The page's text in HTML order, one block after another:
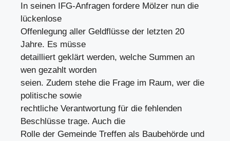
In seinen IFG-Anfragen fordere Mölzer nun die
lückenlose
Offenlegung aller Geldflüsse der letzten 20
Jahre. Es müsse
detailliert geklärt werden, welche Summen an
wen gezahlt worden
seien. Zudem stehe die Frage im Raum, wer die
politische sowie
rechtliche Verantwortung für die fehlenden
Beschlüsse trage. Auch die
Rolle der Gemeinde Treffen als Baubehörde und